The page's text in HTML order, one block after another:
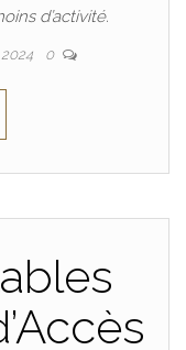
d’activité.
0